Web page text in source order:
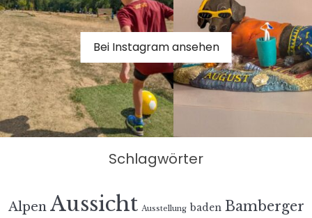
Bei Instagram ansehen
Schlagwörter
Alpen Aussicht Ausstellung baden Bamberger